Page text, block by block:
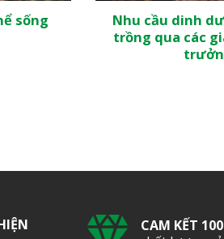
sống
Nhu cầu dinh
trồng qua các
CAM KẾT